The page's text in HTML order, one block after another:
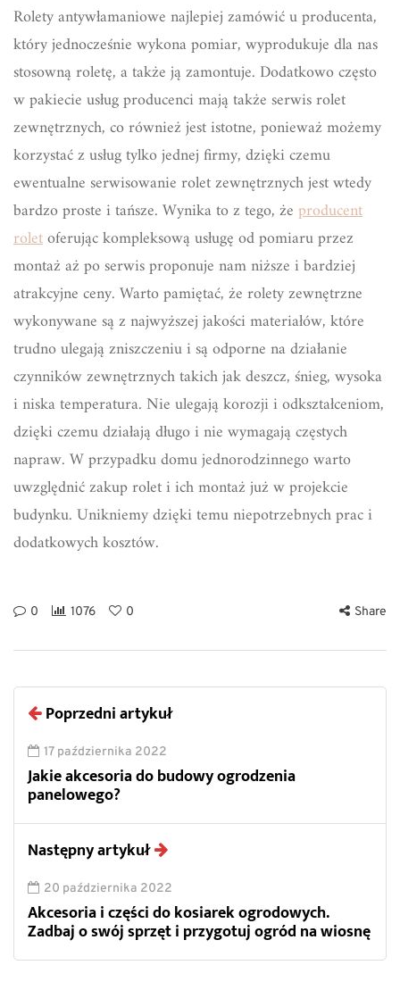
Rolety antywłamaniowe najlepiej zamówić u producenta,
który jednocześnie wykona pomiar, wyprodukuje dla nas
stosowną roletę, a także ją zamontuje. Dodatkowo często
w pakiecie usług producenci mają także serwis rolet
zewnętrznych, co również jest istotne, ponieważ możemy
korzystać z usług tylko jednej firmy, dzięki czemu
ewentualne serwisowanie rolet zewnętrznych jest wtedy
bardzo proste i tańsze. Wynika to z tego, żeproducent
roletoferując kompleksową usługę od pomiaru przez
montaż aż po serwis proponuje nam niższe i bardziej
atrakcyjne ceny. Warto pamiętać, że rolety zewnętrzne
wykonywane są z najwyższej jakości materiałów, które
trudno ulegają zniszczeniu i są odporne na działanie
czynników zewnętrznych takich jak deszcz, śnieg, wysoka
i niska temperatura. Nie ulegają korozji i odkształceniom,
dzięki czemu działają długo i nie wymagają częstych
napraw. W przypadku domu jednorodzinnego warto
uwzględnić zakup rolet i ich montaż już w projekcie
budynku. Unikniemy dzięki temu niepotrzebnych prac i
dodatkowych kosztów.
0 1076 0 Share
Poprzedni artykuł
17 października 2022
Jakie akcesoria do budowy ogrodzenia
panelowego?
Następny artykuł
20 października 2022
Akcesoria i części do kosiarek ogrodowych.
Zadbaj o swój sprzęt i przygotuj ogród na wiosnę